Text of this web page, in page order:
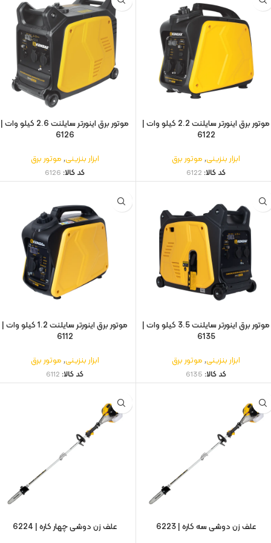
موتور برق اینورتر سایلنت 2.2 کیلو وات |
6122
ابزار بنزینی,موتور برق
کد کالا: 6122
موتور برق اینورتر سایلنت 2.6 کیلو وات |
6126
ابزار بنزینی,موتور برق
کد کالا: 6126
موتور برق اینورتر سایلنت 3.5 کیلو وات |
6135
ابزار بنزینی,موتور برق
کد کالا: 6135
موتور برق اینورتر سایلنت 1.2 کیلو وات |
6112
ابزار بنزینی,موتور برق
کد کالا: 6112
علف زن دوشی سه کاره | 6223
علف زن دوشی چهار کاره | 6224